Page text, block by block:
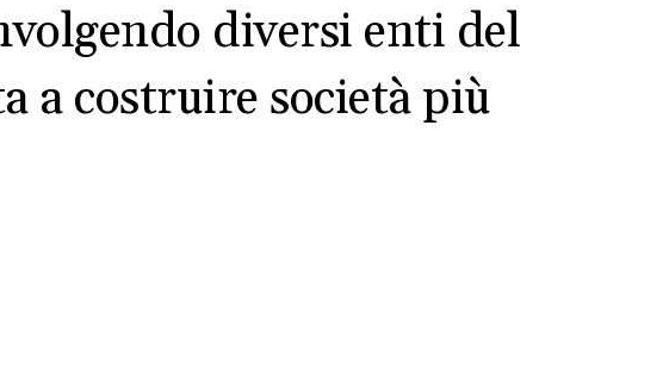
diversi enti del
a costruire società più